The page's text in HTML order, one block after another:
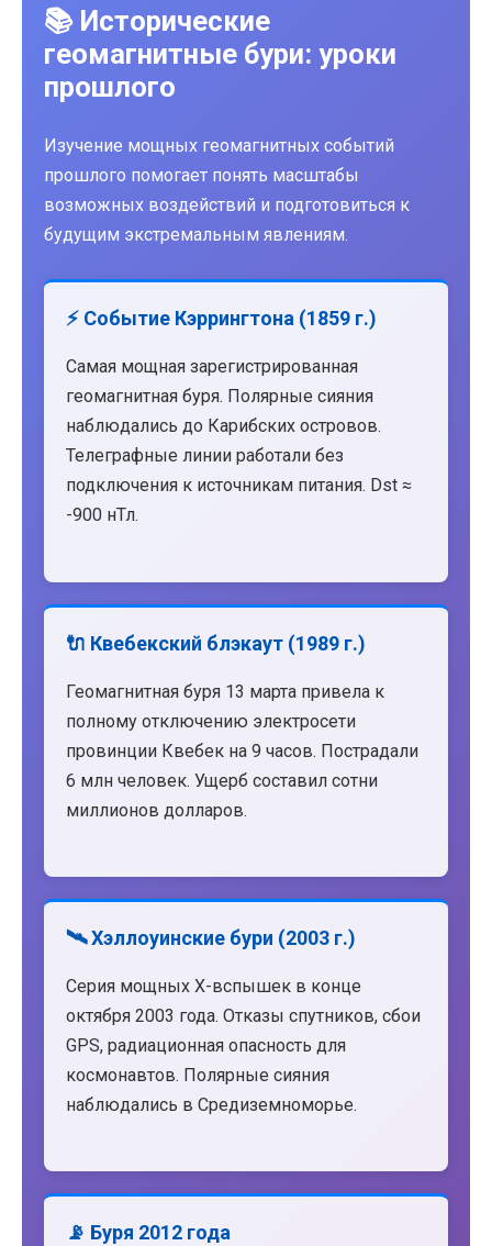
📚 Исторические
геомагнитные бури: уроки
прошлого
Изучение мощных геомагнитных событий
прошлого помогает понять масштабы
возможных воздействий и подготовиться к
будущим экстремальным явлениям.
⚡ Событие Кэррингтона (1859 г.)
Самая мощная зарегистрированная
геомагнитная буря. Полярные сияния
наблюдались до Карибских островов.
Телеграфные линии работали без
подключения к источникам питания. Dst ≈
-900 нТл.
🔌 Квебекский блэкаут (1989 г.)
Геомагнитная буря 13 марта привела к
полному отключению электросети
провинции Квебек на 9 часов. Пострадали
6 млн человек. Ущерб составил сотни
миллионов долларов.
🛰️ Хэллоуинские бури (2003 г.)
Серия мощных X-вспышек в конце
октября 2003 года. Отказы спутников, сбои
GPS, радиационная опасность для
космонавтов. Полярные сияния
наблюдались в Средиземноморье.
📡 Буря 2012 года